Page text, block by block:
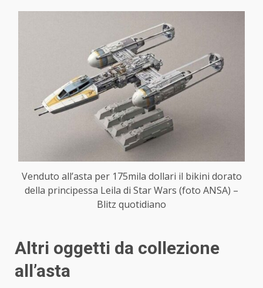
Venduto all’asta per 175mila dollari il bikini dorato
della principessa Leila di Star Wars (foto ANSA) –
Blitz quotidiano
Altri oggetti da collezione
all’asta